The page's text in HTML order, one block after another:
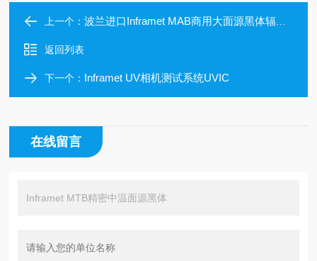
上一个：波兰进口Inframet MAB商用大面源黑体辐射源
返回列表
下一个： Inframet UV相机测试系统UVIC
在线留言